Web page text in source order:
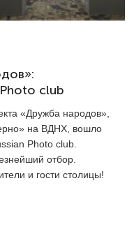
club
«Дружба народов»,
на ВДНХ, вошло
Photo club.
отбор.
и гости столицы!